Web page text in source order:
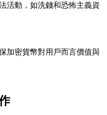
活動，如洗錢和恐怖主義資
加密貨幣對用戶而言價值與